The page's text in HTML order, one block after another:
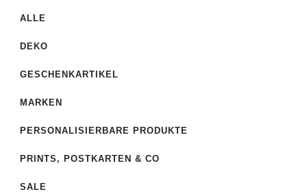
ALLE
DEKO
GESCHENKARTIKEL
MARKEN
PERSONALISIERBARE PRODUKTE
PRINTS, POSTKARTEN & CO
SALE